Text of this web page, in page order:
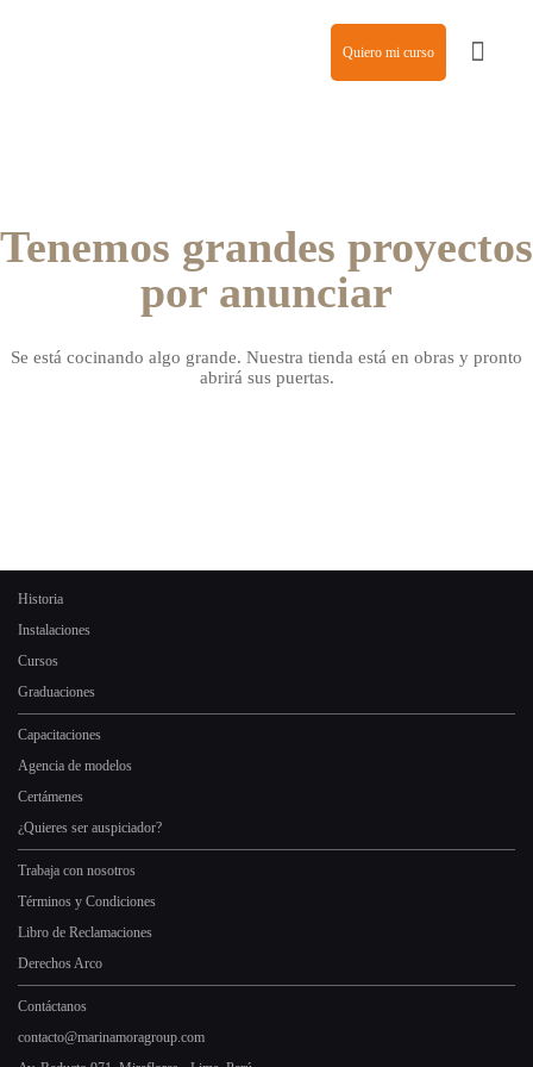
Quiero mi curso
Tenemos grandes proyectos
por anunciar
Se está cocinando algo grande. Nuestra tienda está en obras y pronto
abrirá sus puertas.
Historia
Instalaciones
Cursos
Graduaciones
Capacitaciones
Agencia de modelos
Certámenes
¿Quieres ser auspiciador?
Trabaja con nosotros
Términos y Condiciones
Libro de Reclamaciones
Derechos Arco
Contáctanos
contacto@marinamoragroup.com